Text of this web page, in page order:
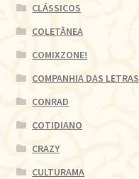
CLÁSSICOS
COLETÂNEA
COMIXZONE!
COMPANHIA DAS LETRAS
CONRAD
COTIDIANO
CRAZY
CULTURAMA